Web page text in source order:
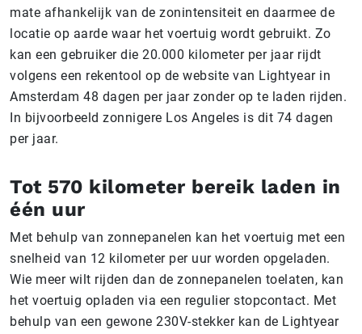
mate afhankelijk van de zonintensiteit en daarmee de
locatie op aarde waar het voertuig wordt gebruikt. Zo
kan een gebruiker die 20.000 kilometer per jaar rijdt
volgens een rekentool op de website van Lightyear in
Amsterdam 48 dagen per jaar zonder op te laden rijden.
In bijvoorbeeld zonnigere Los Angeles is dit 74 dagen
per jaar.
Tot 570 kilometer bereik laden in
één uur
Met behulp van zonnepanelen kan het voertuig met een
snelheid van 12 kilometer per uur worden opgeladen.
Wie meer wilt rijden dan de zonnepanelen toelaten, kan
het voertuig opladen via een regulier stopcontact. Met
behulp van een gewone 230V-stekker kan de Lightyear